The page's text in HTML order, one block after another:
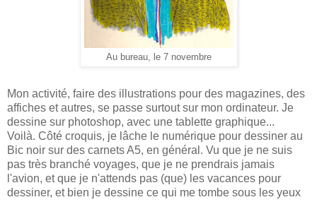
Au bureau, le 7 novembre
Mon activité, faire des illustrations pour des magazines, des
affiches et autres, se passe surtout sur mon ordinateur. Je
dessine sur photoshop, avec une tablette graphique...
Voilà. Côté croquis, je lâche le numérique pour dessiner au
Bic noir sur des carnets A5, en général. Vu que je ne suis
pas très branché voyages, que je ne prendrais jamais
l'avion, et que je n'attends pas (que) les vacances pour
dessiner, et bien je dessine ce qui me tombe sous les yeux